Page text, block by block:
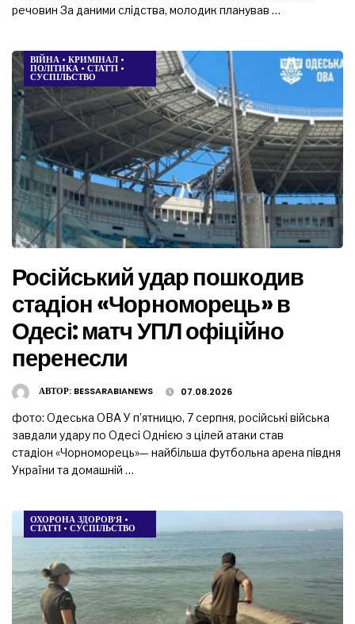
речовин За даними слідства, молодик планував …
ВІЙНА • КРИМІНАЛ •
ПОЛІТИКА • СТАТТІ •
СУСПІЛЬСТВО
Російський удар пошкодив
стадіон «Чорноморець» в
Одесі: матч УПЛ офіційно
перенесли
АВТОР: BESSARABIANEWS 07.08.2026
фото: Одеська ОВА У п’ятницю, 7 серпня, російські війська
завдали удару по Одесі Однією з цілей атаки став
стадіон «Чорноморець»— найбільша футбольна арена півдня
України та домашній …
ОХОРОНА ЗДОРОВ’Я •
СТАТТІ • СУСПІЛЬСТВО